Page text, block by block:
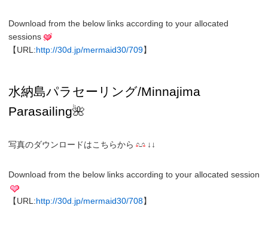
Download from the below links according to your allocated
sessions
【URL:http://30d.jp/mermaid30/709】
水納島パラセーリング/Minnajima
Parasailing🌺
写真のダウンロードはこちらから ↓↓
Download from the below links according to your allocated session
【URL:http://30d.jp/mermaid30/708】